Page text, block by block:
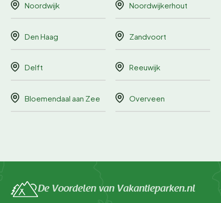
Noordwijk Noordwijkerhout
Den Haag Zandvoort
Delft Reeuwijk
Bloemendaal aan Zee Overveen
De Voordelen van Vakantieparken.nl